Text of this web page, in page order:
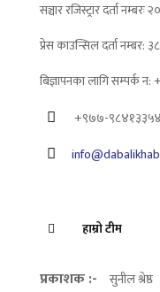
सञ्चार रजिस्ट्रार दर्ता
प्रेस काउन्सिल दर्ता नम्बर:
बिज्ञापनका लागि सम्पर्क
+९७७-
हाम्रो टीम
प्रकाशक :- सुनील श्रेष्ठ